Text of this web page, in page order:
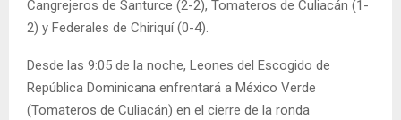
Cangrejeros de Santurce (2-2), Tomateros de Culiacán (1-
2) y Federales de Chiriquí (0-4).
Desde las 9:05 de la noche, Leones del Escogido de
República Dominicana enfrentará a México Verde
(Tomateros de Culiacán) en el cierre de la ronda